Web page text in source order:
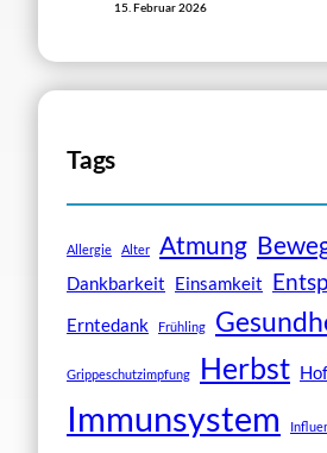
15. Februar 2026
Tags
Allergie Alter Atmung
Dankbarkeit Einsamkeit
Erntedank Frühling
Grippeschutzimpfung Herbst
Immunsystem